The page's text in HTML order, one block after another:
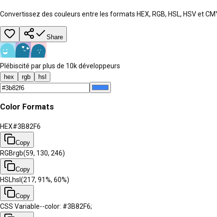
Convertissez des couleurs entre les formats HEX, RGB, HSL, HSV et
Share
Plébiscité par plus de 10k développeurs
hex rgb hsl
Color Formats
HEX#3B82F6
Copy
RGBrgb(59, 130, 246)
Copy
HSLhsl(217, 91%, 60%)
Copy
CSS Variable--color: #3B82F6;